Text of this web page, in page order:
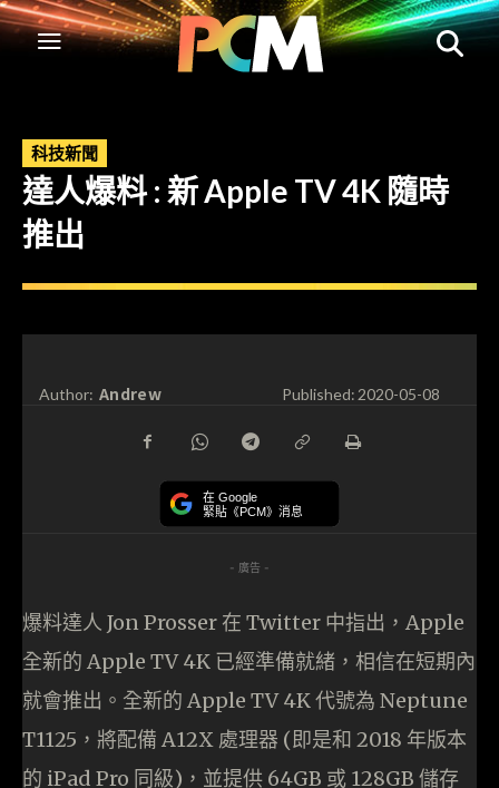
科技新聞
達人爆料 : 新 Apple TV 4K 隨時
推出
Author: Andrew Published:2020-05-08
在 Google
緊貼《PCM》消息
- 廣告 -
爆料達人 Jon Prosser 在 Twitter 中指出，Apple
全新的 Apple TV 4K 已經準備就緒，相信在短期內
就會推出。全新的 Apple TV 4K 代號為 Neptune
T1125，將配備 A12X 處理器 (即是和 2018 年版本
的 iPad Pro 同級)，並提供 64GB 或 128GB 儲存